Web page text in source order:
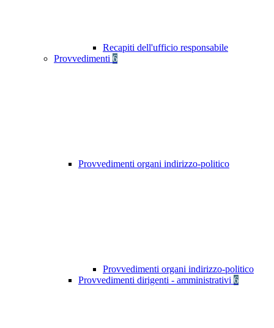
Recapiti dell'ufficio responsabile
Provvedimenti 6
Provvedimenti organi indirizzo-politico
Provvedimenti organi indirizzo-politico
Provvedimenti dirigenti - amministrativi 6